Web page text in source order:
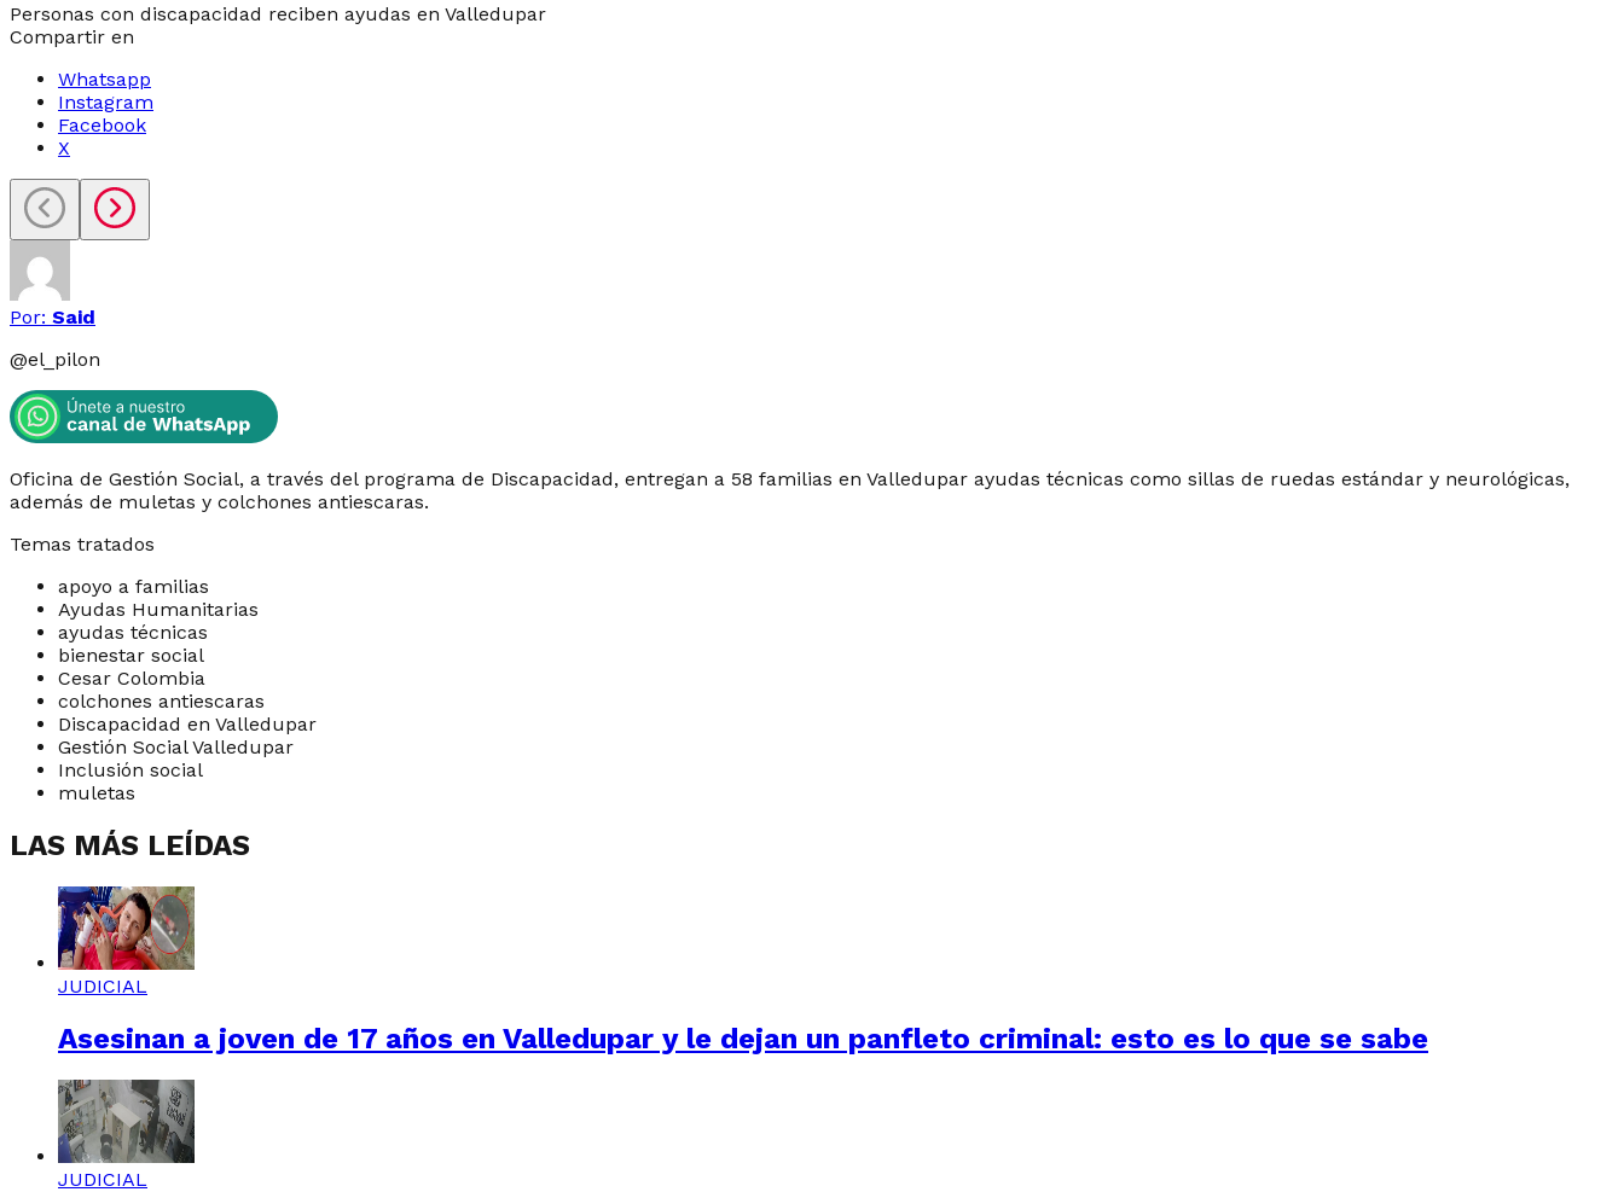
Personas con discapacidad reciben ayudas en Valledupar
Compartir en
Whatsapp
Instagram
Facebook
X
Por: Said
@el_pilon
Oficina de Gestión Social, a través del programa de Discapacidad, entregan a 58 familias en Valledupar ayudas técnicas como sillas de ruedas estándar y neurológicas,
además de muletas y colchones antiescaras.
Temas tratados
apoyo a familias
Ayudas Humanitarias
ayudas técnicas
bienestar social
Cesar Colombia
colchones antiescaras
Discapacidad en Valledupar
Gestión Social Valledupar
Inclusión social
muletas
LAS MÁS LEÍDAS
JUDICIAL
Asesinan a joven de 17 años en Valledupar y le dejan un panfleto criminal: esto es lo que se sabe
JUDICIAL